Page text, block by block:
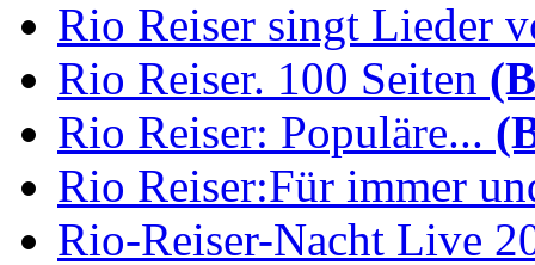
Rio Reiser singt Lieder
Rio Reiser. 100 Seiten
Rio Reiser: Populäre...
Rio Reiser:Für immer
Rio-Reiser-Nacht Live